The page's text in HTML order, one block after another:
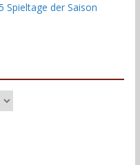
Spieltage der Saison